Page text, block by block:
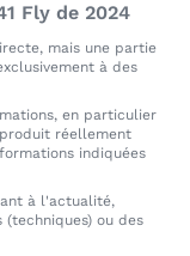
Fly de 2024
mais une partie
à des
en particulier
réellement
indiquées
à l'actualité,
ou des